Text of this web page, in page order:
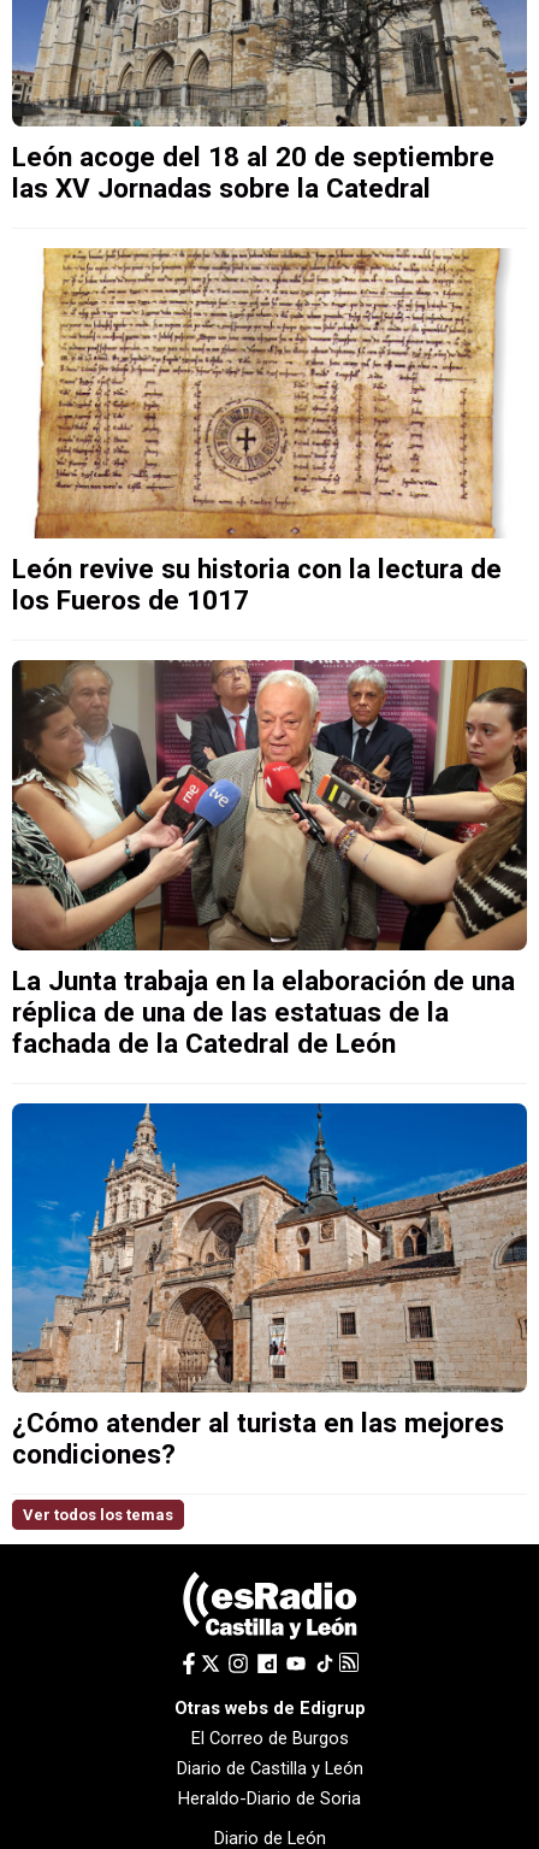
León acoge del 18 al 20 de septiembre
las XV Jornadas sobre la Catedral
León revive su historia con la lectura de
los Fueros de 1017
La Junta trabaja en la elaboración de una
réplica de una de las estatuas de la
fachada de la Catedral de León
¿Cómo atender al turista en las mejores
condiciones?
Ver todos los temas
Otras webs de Edigrup
El Correo de Burgos
Diario de Castilla y León
Heraldo-Diario de Soria
Diario de León